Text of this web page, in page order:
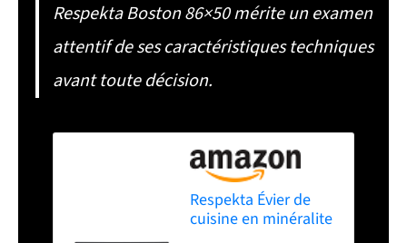
Respekta Boston 86×50 mérite un examen
attentif de ses caractéristiques techniques
avant toute décision.
Respekta Évier de
cuisine en minéralite